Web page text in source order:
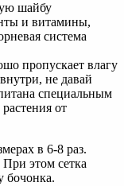
шайбу
и витамины,
система
пропускает влагу
не давай
специальным
от
в 6-8 раз.
При этом сетка
бочонка.